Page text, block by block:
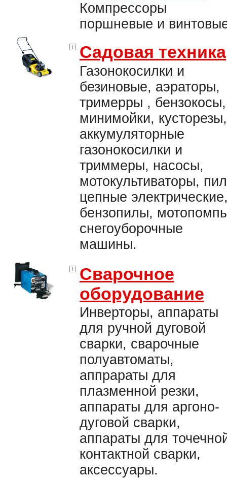
Компрессоры
поршневые и
Садовая техника
Газонокосилки и
безиновые, аэраторы,
тримерры , бензокосы,
минимойки, кусторезы,
аккумуляторные
газонокосилки и
триммеры, насосы,
мотокультиваторы,
цепные
бензопилы,
снегоуборочные
машины.
Сварочное
оборудование
Инверторы, аппараты
для ручной дуговой
сварки, сварочные
полуавтоматы,
аппрараты для
плазменной резки,
аппараты для аргоно-
дуговой сварки,
аппараты для
контактной сварки,
аксессуары.